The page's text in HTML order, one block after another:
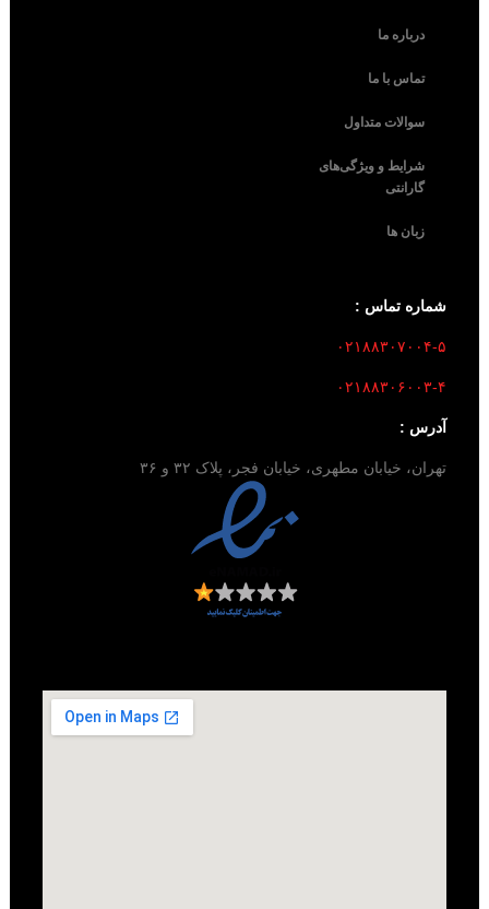
درباره ما
تماس با ما
سوالات متداول
شرایط و ویژگی‌های
گارانتی
زبان ها
شماره تماس :
۰۲۱۸۸۳۰۷۰۰۴-۵
۰۲۱۸۸۳۰۶۰۰۳-۴
آدرس :
تهران، خیابان مطهری، خیابان فجر، پلاک ۳۲ و ۳۶